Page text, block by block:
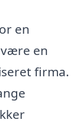
en
en
firma.